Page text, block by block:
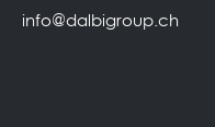
info@dalbigroup.ch